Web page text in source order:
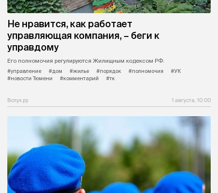
Не нравится, как работает
управляющая компания, – беги к
управдому
Его полномочия регулируются Жилищным кодексом РФ.
#управление
#дом #жилье #порядок #полномочия
#УК
#новости Тюмени
#комментарий #тк
Вслух.ру 1 августа, 10:00